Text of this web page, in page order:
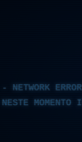
ERROR
MOMENTO